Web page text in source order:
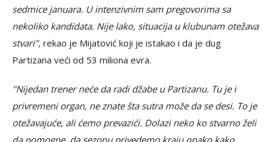
sedmice januara. U intenzivnim sam pregovorima sa
nekoliko kandidata. Nije lako, situacija u klubunam otežava
stvari", rekao je Mijatović koji je istakao i da je dug
Partizana veći od 53 miliona evra.
"Nijedan trener neće da radi džabe u Partizanu. Tu je i
privremeni organ, ne znate šta sutra može da se desi. To je
otežavajuće, ali ćemo prevazići. Dolazi neko ko stvarno želi
da pomogne, da sezonu privedemo kraju onako kako